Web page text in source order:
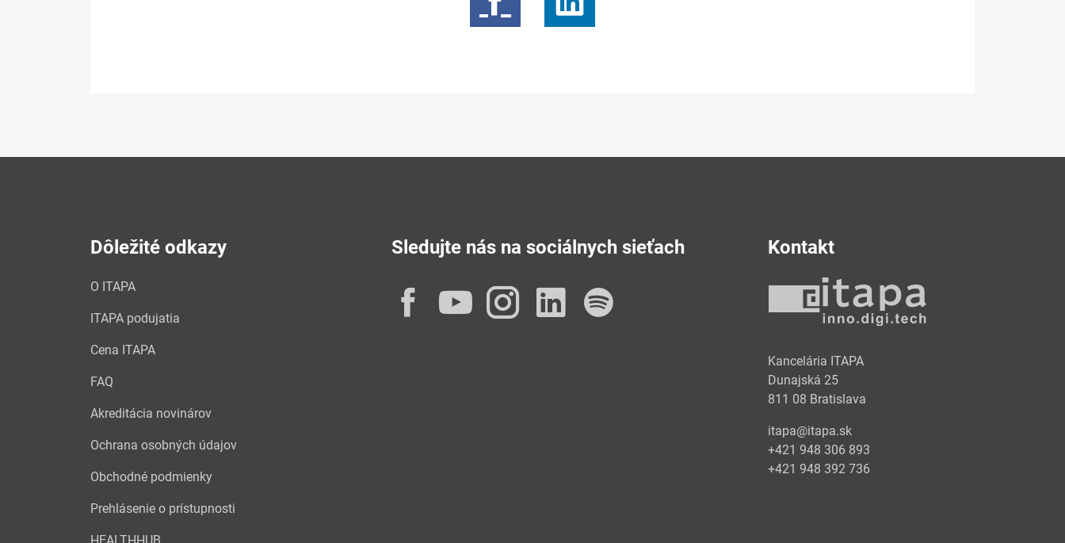
Dôležité odkazy
O ITAPA
ITAPA podujatia
Cena ITAPA
FAQ
Akreditácia novinárov
Ochrana osobných údajov
Obchodné podmienky
Prehlásenie o prístupnosti
Sledujte nás na sociálnych sieťach
Facebook
YouTube
Instagram
LinkedIn
Kontakt
Kancelária ITAPA
Dunajská 25
811 08 Bratislava
itapa@itapa.sk
+421 948 306 893
+421 948 392 736